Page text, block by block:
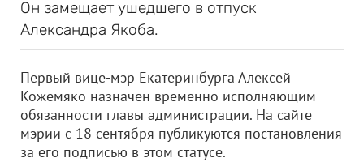
Он замещает ушедшего в отпуск
Александра Якоба.
Первый вице-мэр Екатеринбурга Алексей
Кожемяко назначен временно исполняющим
обязанности главы администрации. На сайте
мэрии с 18 сентября публикуются постановления
за его подписью в этом статусе.